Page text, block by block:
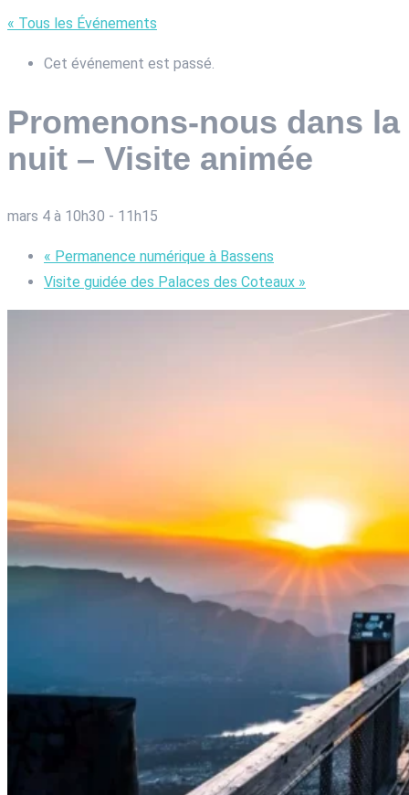
« Tous les Événements
Cet événement est passé.
Promenons-nous dans la
nuit – Visite animée
mars 4 à 10h30 - 11h15
« Permanence numérique à Bassens
Visite guidée des Palaces des Coteaux »